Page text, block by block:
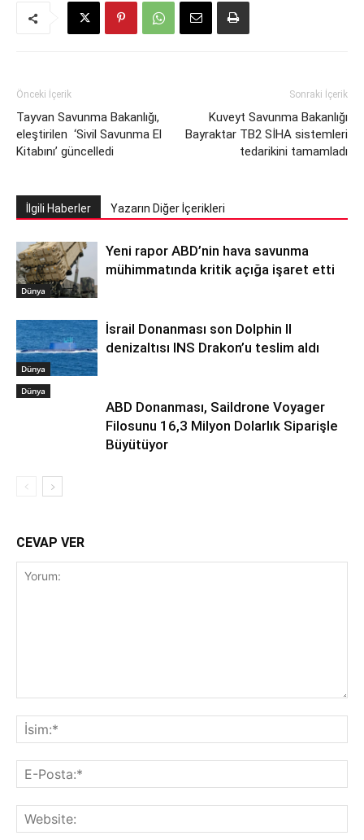
Önceki İçerik
Tayvan Savunma Bakanlığı,
eleştirilen ‘Sivil Savunma El
Kitabını’ güncelledi
Sonraki İçerik
Kuveyt Savunma Bakanlığı
Bayraktar TB2 SİHA sistemleri
tedarikini tamamladı
İlgili Haberler Yazarın Diğer İçerikleri
Dünya
Yeni rapor ABD’nin hava savunma
mühimmatında kritik açığa işaret etti
Dünya
İsrail Donanması son Dolphin II
denizaltısı INS Drakon’u teslim aldı
Dünya
ABD Donanması, Saildrone Voyager
Filosunu 16,3 Milyon Dolarlık Siparişle
Büyütüyor
CEVAP VER